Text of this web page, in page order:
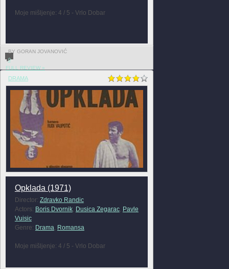
Moje mišljenje: 4 / 5 - Vrlo Dobar
BY GORAN JOVANOVIĆ
0
FULL REVIEW »
DRAMA
Opklada (1971)
Director: Zdravko Randic
Actors: Boris Dvornik, Dusica Zegarac, Pavle
Vuisic
Genre: Drama, Romansa
Moje mišljenje: 4 / 5 - Vrlo Dobar